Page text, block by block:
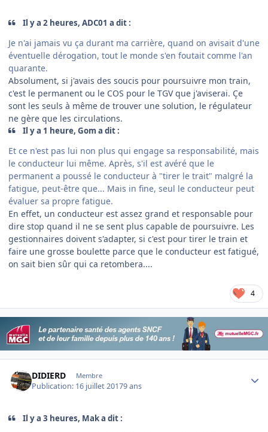
Il y a 2 heures, ADC01 a dit :
Je n'ai jamais vu ça durant ma carrière, quand on avisait d'une
éventuelle dérogation, tout le monde s'en foutait comme l'an
quarante.
Absolument, si j'avais des soucis pour poursuivre mon train,
c'est le permanent ou le COS pour le TGV que j'aviserai. Çe
sont les seuls à même de trouver une solution, le régulateur
ne gère que les circulations.
Il y a 1 heure, Gom a dit :
Et ce n'est pas lui non plus qui engage sa responsabilité, mais
le conducteur lui même. Après, s'il est avéré que le
permanent a poussé le conducteur à "tirer le trait" malgré la
fatigue, peut-être que... Mais in fine, seul le conducteur peut
évaluer sa propre fatigue.
En effet, un conducteur est assez grand et responsable pour
dire stop quand il ne se sent plus capable de poursuivre. Les
gestionnaires doivent s'adapter, si c'est pour tirer le train et
faire une grosse boulette parce que le conducteur est fatigué,
on sait bien sûr qui ca retombera....
4
DIDIERD Membre
Publication: 16 juillet 20179 ans
Il y a 3 heures, Mak a dit :